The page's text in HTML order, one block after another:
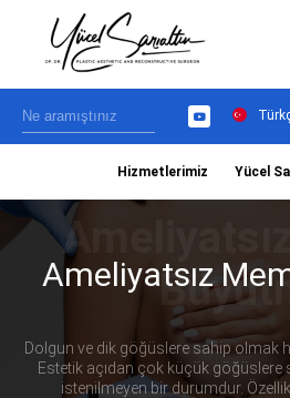
YouTube
Hizmetlerimiz Yücel
Ameliyatsız
Dolgun ve dik göğüslere sahip olmak
Estetik açıdan çok küçük göğüslere
istenilmeyen bir durumdur.